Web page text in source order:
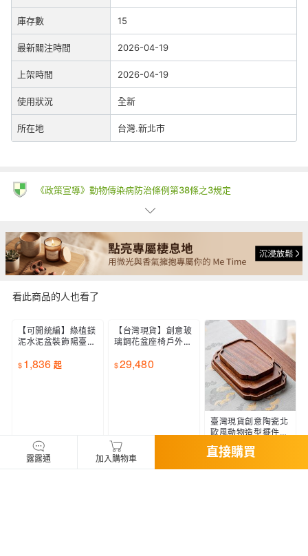
庫存數 15
最新關注時間 2026-04-19
上架時間 2026-04-19
使用狀況 全新
所在地 台灣.新北市
《政策宣導》動物傳染病防治條例第38條之3規定
一、為防治動物傳染病，境外動物或動物產品等應施檢疫物輸入我
入之應施檢疫物者最高可處七年以下有期徒刑，得併科新臺幣三百
萬元以下罰金。應施檢疫物之輸入人或代理人未依規定申請檢疫
者，得處新臺幣五萬元以上一百萬元以下罰鍰，並得按次處罰。
二、境外商品不得隨貨贈送應施檢疫物。
三、收件人違反動物傳染病防治條例第三十四條第三項規定，未將
賣家若要求您「使用LINE帳號私下聯絡或轉帳匯款」是常見的詐
符合消費者保護法所定義企業經營者之賣家，應遵守消費者保護法
第18條及第19條之規範。買家檢視商品時，應維持商品之原狀，
看此商品的人也看了
【可開統編】綠植鎂
泥水泥盆裝飾陽臺室
創意造型中大型花盆
1,836 起
璃鋼花盆座椅戶外橢
圓形飛碟造型花盆商
場公園美陳落地花器
29,480
臺灣現貨創意陶瓷北
歐風動物造型擺件小
羊可愛家居花盆客廳
辦公室可愛批發
204起
直接購買